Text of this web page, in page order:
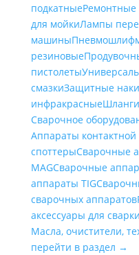
подкатныеРемонтные
для мойкиЛампы
машины
резиновые
пистолеты
смазкиЗащитные
инфракрасные
Сварочное
Аппараты
cпоттерыСварочные
MAGСварочные
аппараты TIG
сварочных аппаратов
аксессуары для сварки
Масла, очистители,
перейти в раздел →